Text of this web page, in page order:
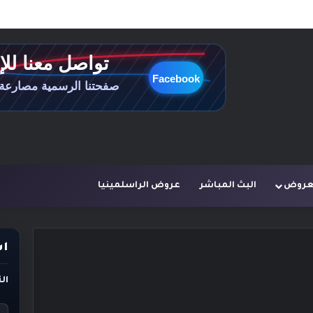
البث المباشر عروض الراسلمينيا